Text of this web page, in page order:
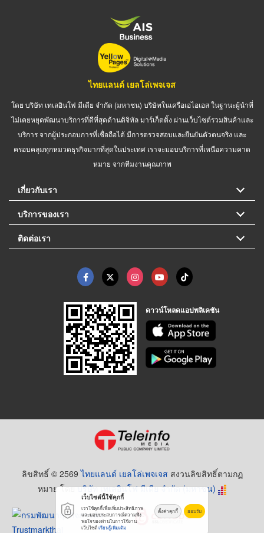
ไทยแลนด์ เยลโล่เพจเจส
โดย บริษัท เทเลอินโฟ มีเดีย จำกัด (มหาชน) บริษัทในเครือเอไอเอส ในฐานะผู้นำที่
ไม่เคยหยุดพัฒนาบริการที่ดีที่สุดด้านดิจิทัล มาร์เก็ตติ้ง ผ่านเว็บไซต์รวมสินค้าและ
บริการ จากผู้ประกอบการที่เชื่อถือได้ มีการตรวจสอบและยืนยันตัวตนจริง และ
ครอบคลุมทุกหมวดธุรกิจมากที่สุดในประเทศ เราจะมอบบริการที่เหนือความคาด
หมาย จากทีมงานคุณภาพ
เกี่ยวกับเรา
บริการของเรา
ติดต่อเรา
ดาวน์โหลดแอปพลิเคชัน
ลิขสิทธิ์ © 2569ไทยแลนด์ เยลโล่เพจเจส สงวนลิขสิทธิ์ตามกฏ
หมาย โดยบริษัท เทเลอินโฟ มีเดีย จำกัด (มหาชน)
เว็บไซต์นี้ใช้คุกกี้
เราใช้คุกกี้เพื่อเพิ่มประสิทธิภาพ
และมอบประสบการณ์ความพึง
พอใจของท่านในการใช้งาน
เว็บไซต์เรียนรู้เพิ่มเติม
ตั้งค่าคุกกี้ ยอมรับ